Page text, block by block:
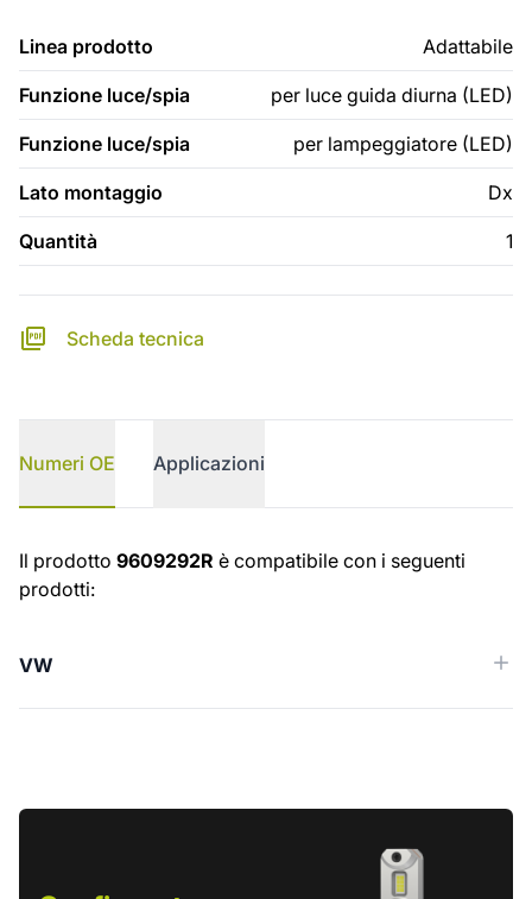
Linea prodotto Adattabile
Funzione luce/spia per luce guida diurna (LED)
Funzione luce/spia per lampeggiatore (LED)
Lato montaggio Dx
Quantità 1
Scheda tecnica
Numeri OE Applicazioni
Numeri OE
Il prodotto 9609292R è compatibile con i seguenti
prodotti:
VW